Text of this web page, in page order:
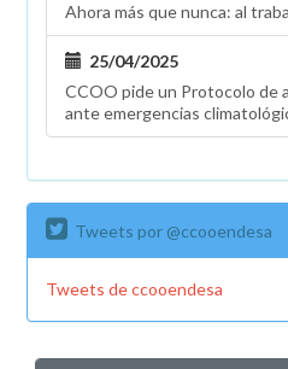
Ahora más que nunca: al
25/04/2025
CCOO pide un Protocolo de
ante emergencias
Tweets por @ccooendesa
Tweets de ccooendesa